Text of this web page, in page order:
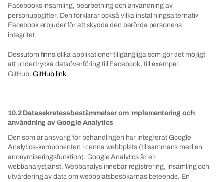
Facebooks insamling, bearbetning och användning av
personuppgifter. Den förklarar också vilka inställningsalternativ
Facebook erbjuder för att skydda den berörda personens
integritet.
Dessutom finns olika applikationer tillgängliga som gör det möjligt
att undertrycka dataöverföring till Facebook, till exempel
GitHub: GitHub link
10.2 Datasekretessbestämmelser om implementering och
användning av Google Analytics
Den som är ansvarig för behandlingen har integrerat Google
Analytics-komponenten i denna webbplats (tillsammans med en
anonymiseringsfunktion). Google Analytics är en
webbanalystjänst. Webbanalys innebär registrering, insamling och
utvärdering av data om webbplatsbesökarnas beteende. En